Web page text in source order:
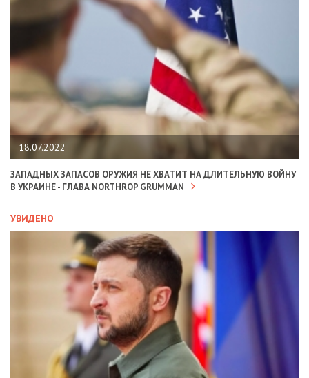
18.07.2022
ЗАПАДНЫХ ЗАПАСОВ ОРУЖИЯ НЕ ХВАТИТ НА ДЛИТЕЛЬНУЮ ВОЙНУ
В УКРАИНЕ - ГЛАВА NORTHROP GRUMMAN
УВИДЕНО